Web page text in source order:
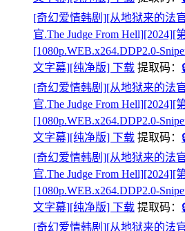
[奇幻爱情韩剧][从地狱来的法
官.The Judge From Hell][2024][
[1080p.WEB.x264.DDP2.0-
文字幕][纯净版] 下载 提取码：
[奇幻爱情韩剧][从地狱来的法
官.The Judge From Hell][2024][
[1080p.WEB.x264.DDP2.0-
文字幕][纯净版] 下载 提取码：
[奇幻爱情韩剧][从地狱来的法
官.The Judge From Hell][2024][
[1080p.WEB.x264.DDP2.0-
文字幕][纯净版] 下载 提取码：
[奇幻爱情韩剧][从地狱来的法